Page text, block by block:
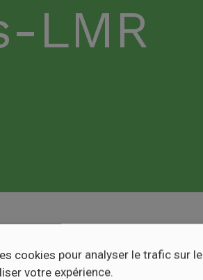
LMR
cookies pour analyser le trafic sur le
votre expérience.